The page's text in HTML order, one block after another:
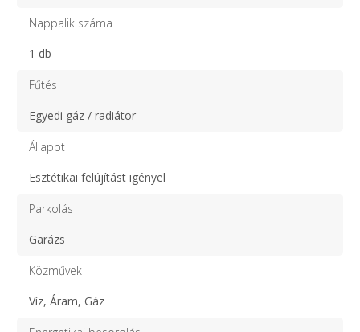
Nappalik száma
1 db
Fűtés
Egyedi gáz / radiátor
Állapot
Esztétikai felújítást igényel
Parkolás
Garázs
Közművek
Víz, Áram, Gáz